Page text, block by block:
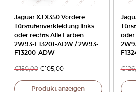
Jaguar XJ X350 Vordere
Türstufenverkleidung links
oder rechts Alle Farben
2W93-F13201-ADW / 2W93-
F13200-ADW
€150,00 €105,00
Produkt anzeigen
oder
€